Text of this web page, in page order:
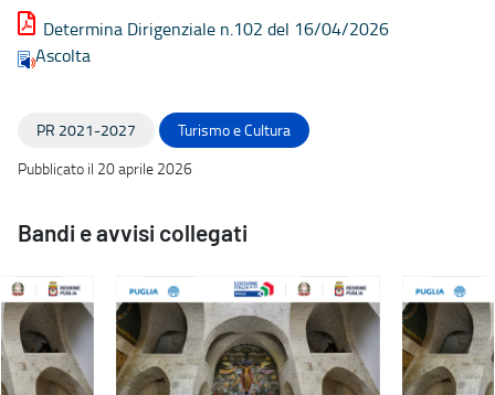
Determina Dirigenziale n.102 del 16/04/2026
Ascolta
PR 2021-2027
Turismo e Cultura
Pubblicato il 20 aprile 2026
Bandi e avvisi collegati